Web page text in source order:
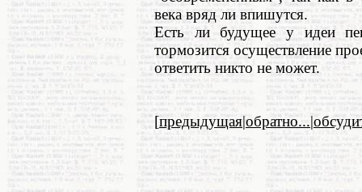
века вряд ли впишутся.
Есть ли будущее у идеи
тормозится осуществление
ответить никто не может.
[предыдущая|обратно...|